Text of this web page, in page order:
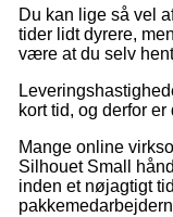
Du kan lige så vel
tider lidt dyrere,
være at du selv
kort tid, og derfor
Mange online
Silhouet Small
inden et nøjagtigt